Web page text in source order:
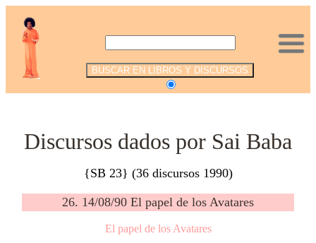
Discursos dados por Sai Baba
{SB 23} (36 discursos 1990)
26. 14/08/90 El papel de los Avatares
El papel de los Avatares